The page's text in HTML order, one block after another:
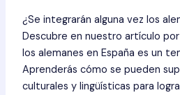
¿Se integrarán alguna vez los
Descubre en nuestro artículo
los alemanes en España es un
Aprenderás cómo se pueden
culturales y lingüísticas para